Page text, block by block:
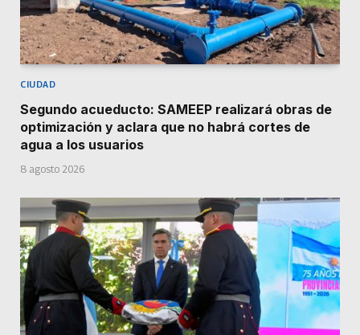
CIUDAD
Segundo acueducto: SAMEEP realizará obras de
optimización y aclara que no habrá cortes de
agua a los usuarios
8 agosto 2026